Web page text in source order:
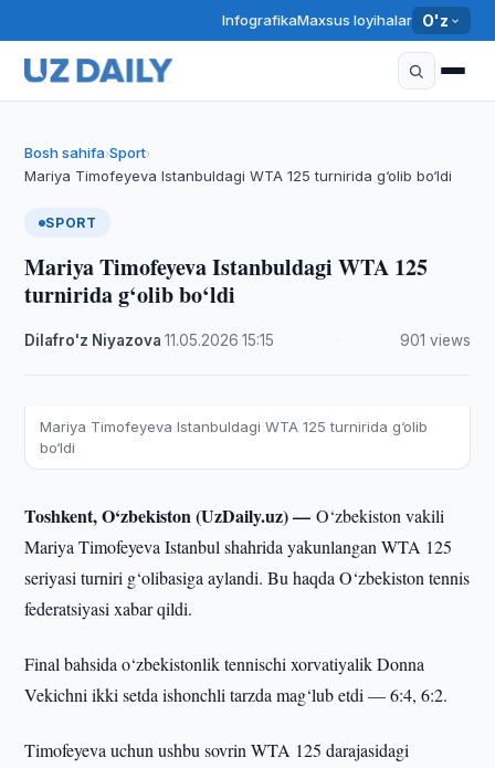
InfografikaMaxsus loyihalar O'z
Bosh sahifa›Sport›
Mariya Timofeyeva Istanbuldagi WTA 125 turnirida g‘olib bo‘ldi
SPORT
Mariya Timofeyeva Istanbuldagi WTA 125
turnirida g‘olib bo‘ldi
Dilafro'z Niyazova ·11.05.2026 ·15:15 901 views
Mariya Timofeyeva Istanbuldagi WTA 125 turnirida g‘olib
bo‘ldi
Toshkent, O‘zbekiston (UzDaily.uz) —O‘zbekiston vakili
Mariya Timofeyeva Istanbul shahrida yakunlangan WTA 125
seriyasi turniri g‘olibasiga aylandi. Bu haqda O‘zbekiston tennis
federatsiyasi xabar qildi.
Final bahsida o‘zbekistonlik tennischi xorvatiyalik Donna
Vekichni ikki setda ishonchli tarzda mag‘lub etdi — 6:4, 6:2.
Timofeyeva uchun ushbu sovrin WTA 125 darajasidagi